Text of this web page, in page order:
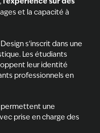
et la capacité à
s’inscrit dans une
Les étudiants
leur identité
professionnels en
permettent une
prise en charge des